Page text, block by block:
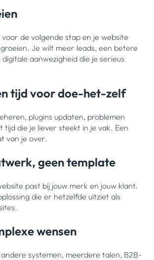
de volgende stap en je website
Je wilt meer leads, een betere
aanwezigheid die je serieus
tijd voor doe-het-zelf
plugins updaten, problemen
tijd die je liever steekt in je vak. Een
van je over.
geen template
past bij jouw merk en jouw klant.
die er hetzelfde uitziet als
wensen
systemen, meerdere talen, B2B-